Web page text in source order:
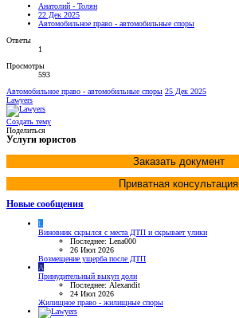
Анатолий - Толян
22 Дек 2025
Автомобильное право - автомобильные споры
Ответы
1
Просмотры
593
Автомобильное право - автомобильные споры 25 Дек 2025
Lawyers
Создать тему
Поделиться
Услуги юристов
Заказать документ
Приватная консультация
Новые сообщения
L
Виновник скрылся с места ДТП и скрывает улики
Последнее: Lena000
26 Июл 2026
Возмещение ущерба после ДТП
A
Принудительный выкуп доли
Последнее: Alexandit
24 Июл 2026
Жилищное право - жилищные споры